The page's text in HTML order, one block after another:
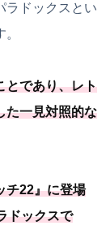
ラドックスとい
とであり、レト
た一見対照的な
チ22』に登場
ドックスで